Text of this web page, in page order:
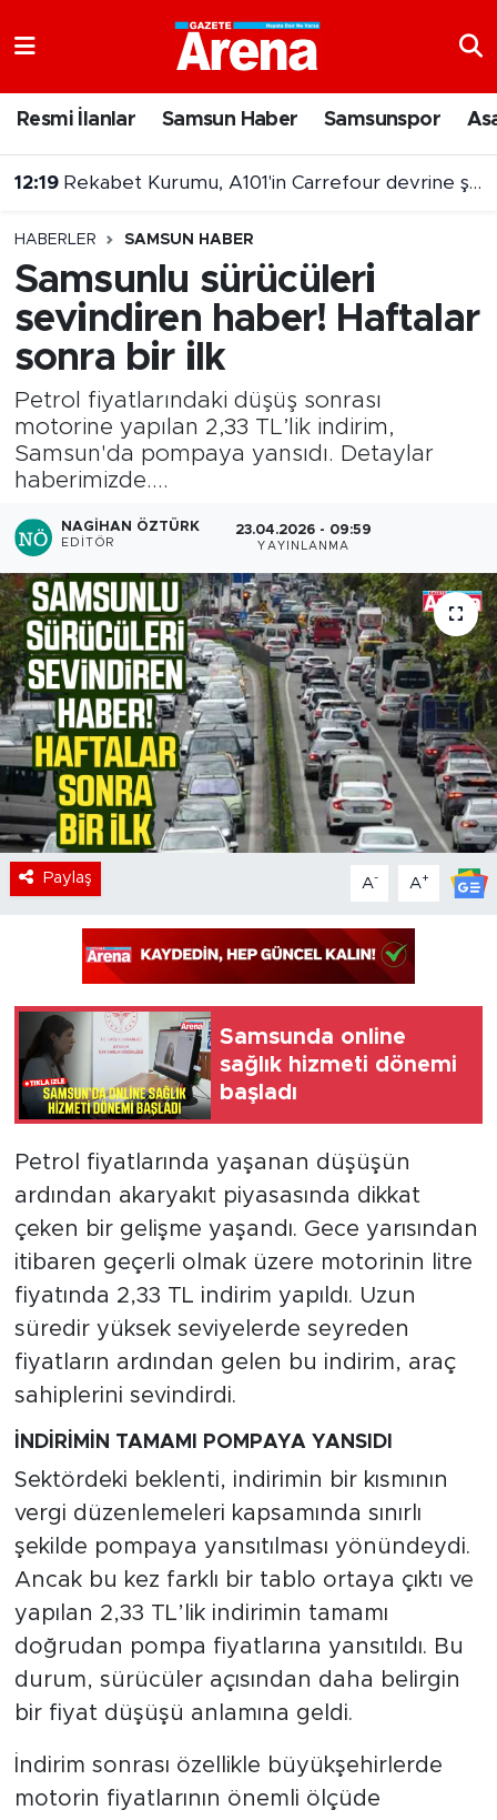
Resmi İlanlar Samsun Haber Samsunspor
HABERLER SAMSUN HABER
Samsunlu sürücüleri
sevindiren haber! Haftalar
sonra bir ilk
Petrol fiyatlarındaki düşüş sonrası
motorine yapılan 2,33 TL’lik indirim,
Samsun'da pompaya yansıdı. Detaylar
haberimizde....
NAGIHAN ÖZTÜRK
EDITÖR
23.04.2026 - 09:59
YAYINLANMA
Paylaş A- A+
Samsunda online
sağlık hizmeti dönemi
başladı
Petrol fiyatlarında yaşanan düşüşün
ardından akaryakıt piyasasında dikkat
çeken bir gelişme yaşandı. Gece yarısından
itibaren geçerli olmak üzere motorinin litre
fiyatında 2,33 TL indirim yapıldı. Uzun
süredir yüksek seviyelerde seyreden
fiyatların ardından gelen bu indirim, araç
sahiplerini sevindirdi.
İNDİRİMİN TAMAMI POMPAYA YANSIDI
Sektördeki beklenti, indirimin bir kısmının
vergi düzenlemeleri kapsamında sınırlı
şekilde pompaya yansıtılması yönündeydi.
Ancak bu kez farklı bir tablo ortaya çıktı ve
yapılan 2,33 TL’lik indirimin tamamı
doğrudan pompa fiyatlarına yansıtıldı. Bu
durum, sürücüler açısından daha belirgin
bir fiyat düşüşü anlamına geldi.
İndirim sonrası özellikle büyükşehirlerde
motorin fiyatlarının önemli ölçüde
Samsun Namaz Vakitleri
Süper Lig Puan Durumu ve Fikstür
Tüm Manşetler
Son Dakika Haberleri
Haber Arşivi